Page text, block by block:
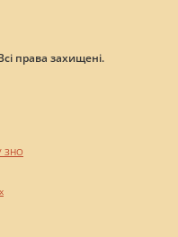
права захищені.
ЗНО